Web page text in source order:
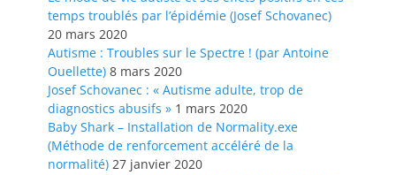
temps troublés par l’épidémie (Josef Schovanec)
20 mars 2020
Autisme : Troubles sur le Spectre ! (par Antoine
Ouellette) 8 mars 2020
Josef Schovanec : « Autisme adulte, trop de
diagnostics abusifs » 1 mars 2020
Baby Shark – Installation de Normality.exe
(Méthode de renforcement accéléré de la
normalité) 27 janvier 2020